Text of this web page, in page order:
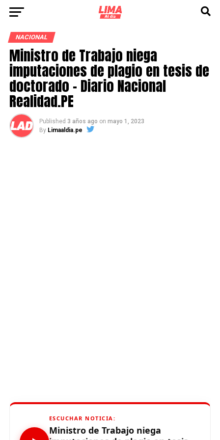
NACIONAL
Ministro de Trabajo niega
imputaciones de plagio en tesis de
doctorado – Diario Nacional
Realidad.PE
Published 3 años ago on mayo 1, 2023
By Limaaldia.pe
ESCUCHAR NOTICIA:
Ministro de Trabajo niega